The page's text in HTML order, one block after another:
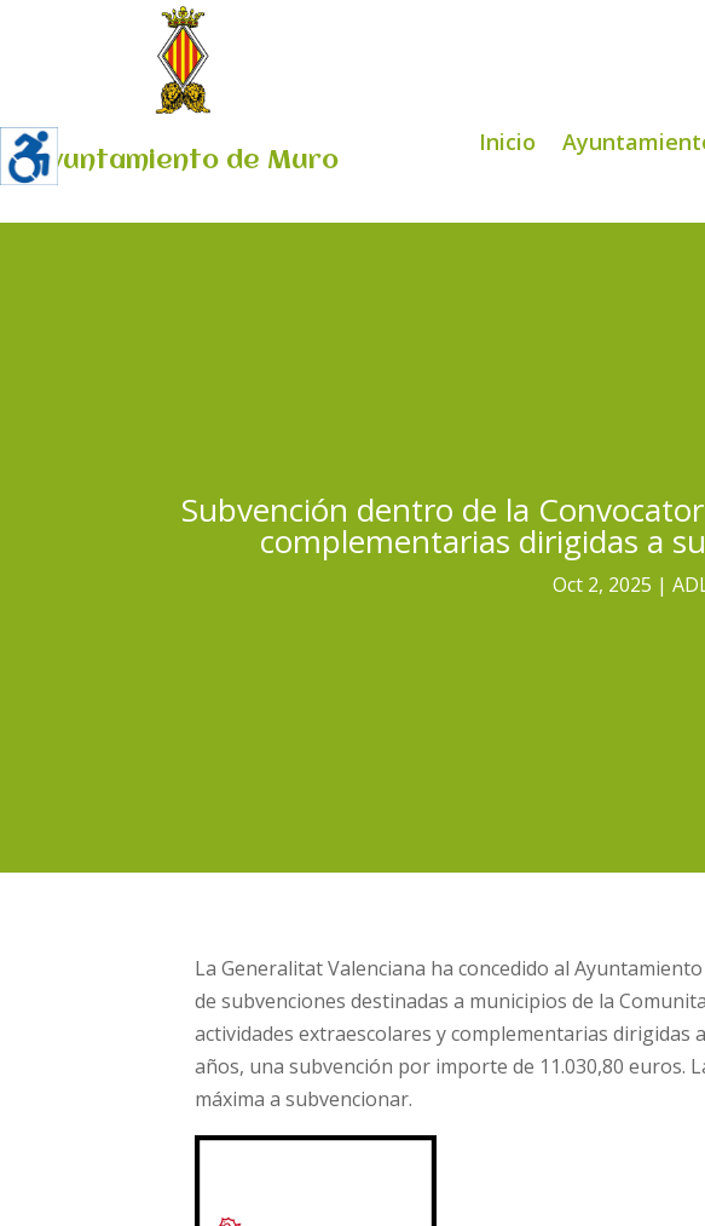
Ayuntamiento de Muro
Inicio
Subvención dentro de la
complementarias dirigidas a
Oct 2, 2025
La Generalitat Valenciana ha concedido al
de subvenciones destinadas a municipios de la
actividades extraescolares y complementarias dirigidas
años, una subvención por importe de 11.030,80 euros.
máxima a subvencionar.